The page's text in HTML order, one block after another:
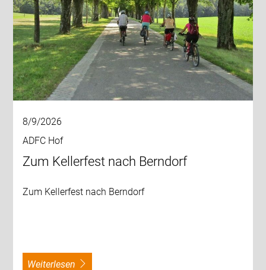
8/9/2026
ADFC Hof
Zum Kellerfest nach Berndorf
Zum Kellerfest nach Berndorf
weiterlesen